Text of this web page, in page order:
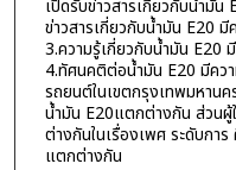
เปิดรับข่าวสารเกี่ยวกับน้ำมั
ข่าวสารเกี่ยวกับน้ำมัน E20
3.ความรู้เกี่ยวกับน้ำมัน E20
4.ทัศนคติต่อน้ำมัน E20 มีคว
รถยนต์ในเขตกรุงเทพมหาน
น้ำมัน E20แตกต่างกัน ส่วนผู้
ต่างกันในเรื่องเพศ ระดับกา
แตกต่างกัน